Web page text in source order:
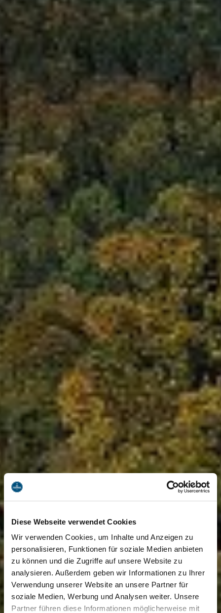
Diese Webseite verwendet Cookies
Wir verwenden Cookies, um Inhalte und Anzeigen zu
personalisieren, Funktionen für soziale Medien anbieten
zu können und die Zugriffe auf unsere Website zu
analysieren. Außerdem geben wir Informationen zu Ihrer
Verwendung unserer Website an unsere Partner für
soziale Medien, Werbung und Analysen weiter. Unsere
Partner führen diese Informationen möglicherweise mit